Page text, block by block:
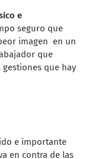
e
seguro que
imagen en un
que
que hay
e importante
en contra de las